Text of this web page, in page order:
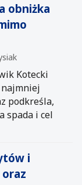
obniżka
Kotecki
podkreśla,
spada i cel
i